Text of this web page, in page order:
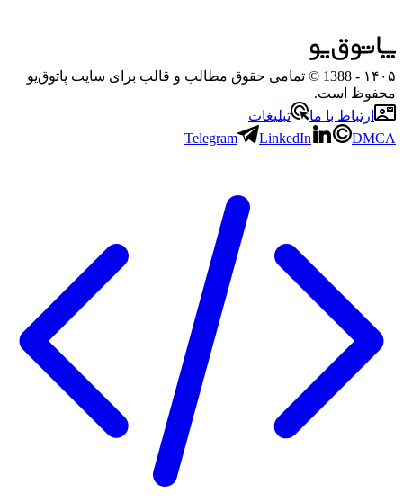
۱۴۰۵
- 1388 © تمامی حقوق مطالب و قالب برای سایت پاتوق‌یو
محفوظ است.
ارتباط با ما
تبلیغات
Telegram
LinkedIn DMCA